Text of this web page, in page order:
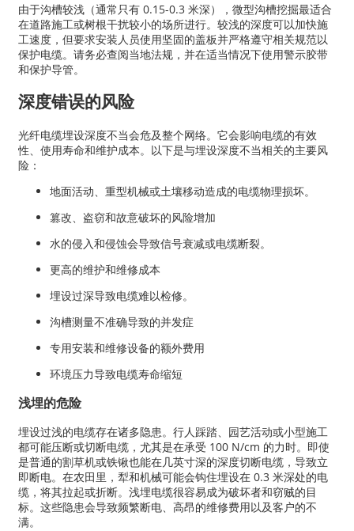
由于沟槽较浅（通常只有 0.15-0.3 米深），微型沟槽挖掘最适合
在道路施工或树根干扰较小的场所进行。较浅的深度可以加快施
工速度，但要求安装人员使用坚固的盖板并严格遵守相关规范以
保护电缆。请务必查阅当地法规，并在适当情况下使用警示胶带
和保护导管。
深度错误的风险
光纤电缆埋设深度不当会危及整个网络。它会影响电缆的有效
性、使用寿命和维护成本。以下是与埋设深度不当相关的主要风
险：
地面活动、重型机械或土壤移动造成的电缆物理损坏。
篡改、盗窃和故意破坏的风险增加
水的侵入和侵蚀会导致信号衰减或电缆断裂。
更高的维护和维修成本
埋设过深导致电缆难以检修。
沟槽测量不准确导致的并发症
专用安装和维修设备的额外费用
环境压力导致电缆寿命缩短
浅埋的危险
埋设过浅的电缆存在诸多隐患。行人踩踏、园艺活动或小型施工
都可能压断或切断电缆，尤其是在承受 100 N/cm 的力时。即使
是普通的割草机或铁锹也能在几英寸深的深度切断电缆，导致立
即断电。在农田里，犁和机械可能会钩住埋设在 0.3 米深处的电
缆，将其拉起或折断。浅埋电缆很容易成为破坏者和窃贼的目
标。这些隐患会导致频繁断电、高昂的维修费用以及客户的不
满。